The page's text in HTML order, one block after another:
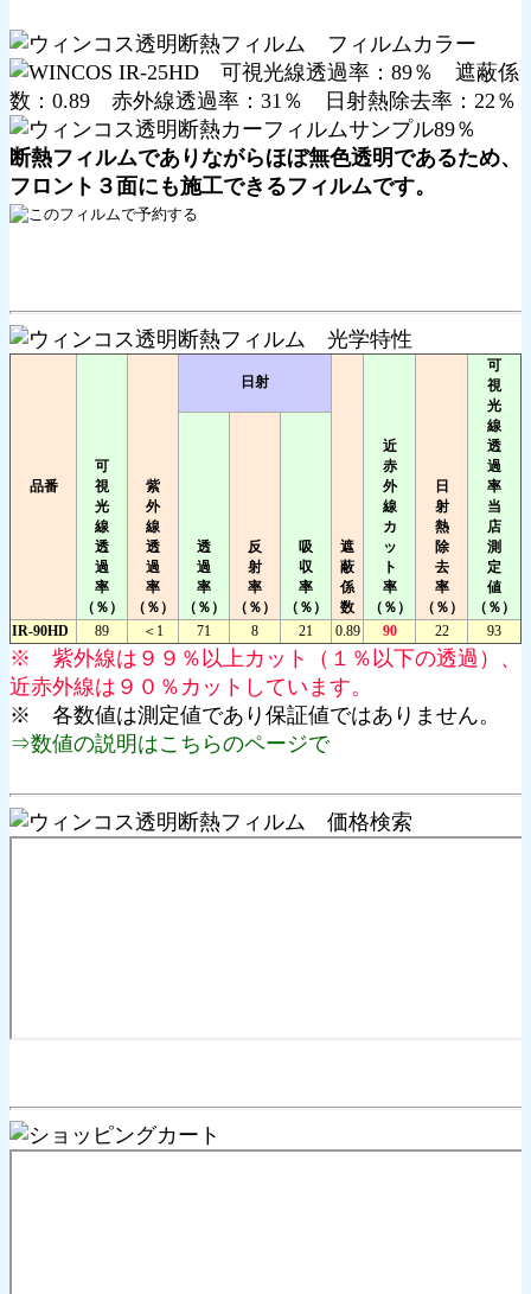
断熱フィルムでありながらほぼ無色透明であるため、
フロント３面にも施工できるフィルムです。
品番
可
視
光
線
透
過
率
（％）
紫
外
線
透
過
率
（％）
日射
遮
蔽
係
数
近
赤
外
線
カ
ッ
ト
率
（％）
日
射
熱
除
去
率
（％）
可
視
光
線
透
過
率
当
店
測
定
値
（％）
透
過
率
（％）
反
射
率
（％）
吸
収
率
（％）
IR-90HD
89 ＜1 71 8 21 0.89 90 22 93
※ 紫外線は９９％以上カット（１％以下の透過）、
近赤外線は９０％カットしています。
※ 各数値は測定値であり保証値ではありません。
⇒数値の説明はこちらのページで